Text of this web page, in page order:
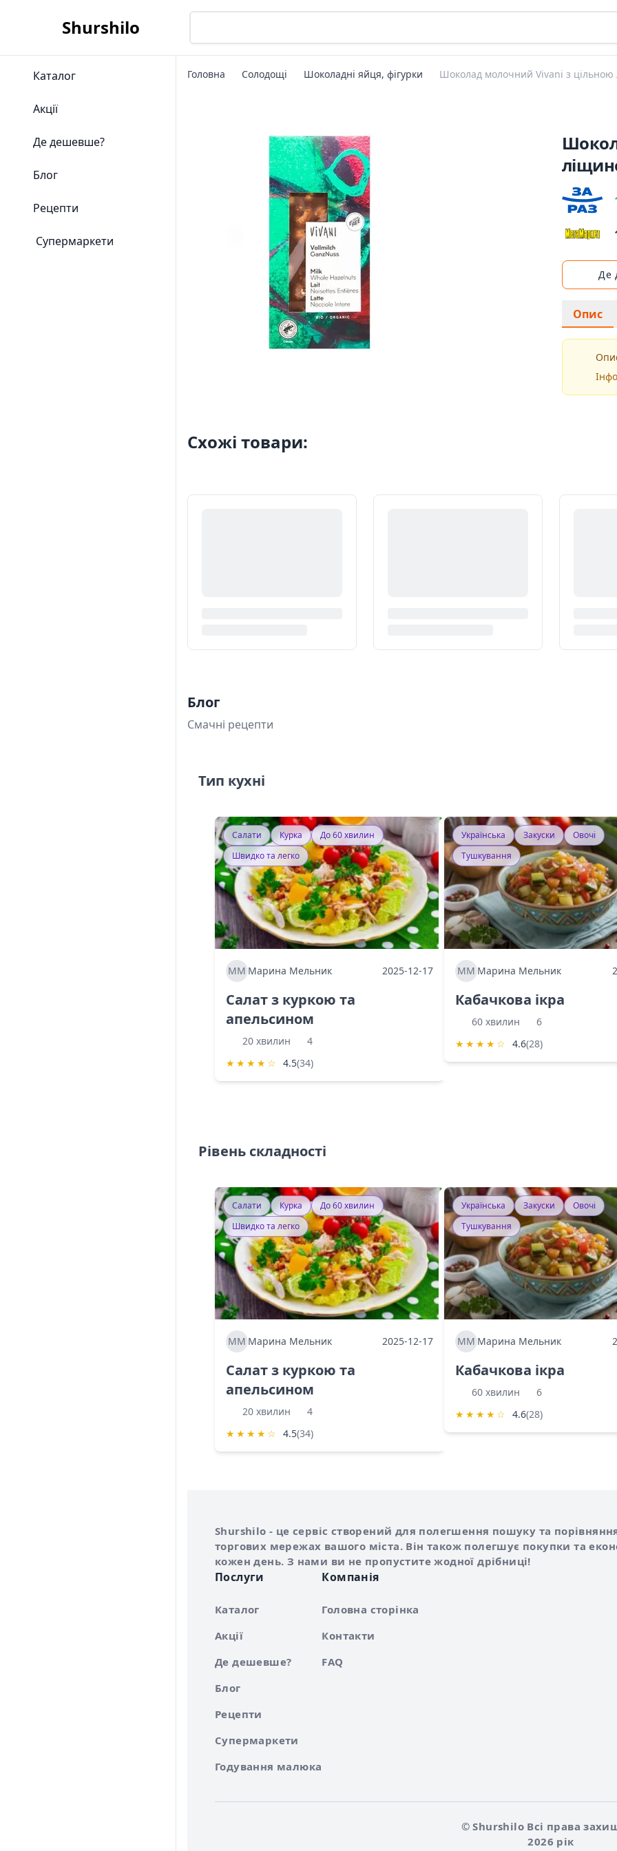
Shurshilo
Каталог
Акції
Де дешевше?
Блог
Рецепти
Супермаркети
Головна Солодощі Шоколадні яйця, фігурки Шоколад молочний Vivani з цільною
Де
Опис
Схожі товари:
Блог
Смачні рецепти
Тип кухні
Салати Курка
До 60 хвилин
Швидко та легко
ММ Марина Мельник 2025-12-17
Салат з куркою та
апельсином
20 хвилин
4
★ ★ ★ ★ ☆ 4.5(34)
Українська Закуски
Овочі
Тушкування
ММ Марина Мельник
Кабачкова ікра
60 хвилин
6
★ ★ ★ ★ ☆ 4.6(28)
Рівень складності
Салати Курка
До 60 хвилин
Швидко та легко
ММ Марина Мельник 2025-12-17
Салат з куркою та
апельсином
20 хвилин
4
★ ★ ★ ★ ☆ 4.5(34)
Українська Закуски
Овочі
Тушкування
ММ Марина Мельник
Кабачкова ікра
60 хвилин
6
★ ★ ★ ★ ☆ 4.6(28)
Про сервіс Shurshilo
Shurshilo - це сервіс створений для полегшення пошуку та
торгових мережах вашого міста. Він також полегшує покупки та
кожен день. З нами ви не пропустите жодної дрібниці!
Послуги
Каталог
Акції
Де дешевше?
Блог
Рецепти
Супермаркети
Годування малюка
Компанія
Головна сторінка
Контакти
FAQ
© Shurshilo Всі права
2026 рік